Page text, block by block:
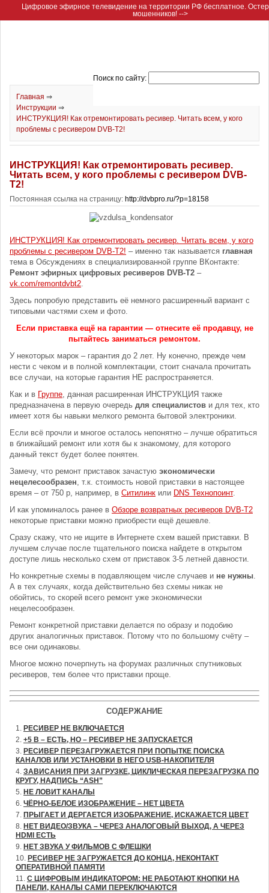
Цифровое эфирное телевидение на территории РФ бесплатное.
мошенников! -->
Поиск по сайту:
Главная ⇒
Инструкции ⇒
ИНСТРУКЦИЯ! Как отремонтировать ресивер. Читать всем, у кого
проблемы с ресивером DVB-T2!
ИНСТРУКЦИЯ! Как отремонтировать ресивер.
Читать всем, у кого проблемы с ресивером DVB-
T2!
Постоянная ссылка на страницу: http://dvbpro.ru/?p=18158
ИНСТРУКЦИЯ! Как отремонтировать ресивер. Читать всем, у кого
проблемы с ресивером DVB-T2! – именно так называется главная
тема в Обсуждениях в специализированной группе ВКонтакте:
Ремонт эфирных цифровых ресиверов DVB-T2 –
vk.com/remontdvbt2.
Здесь попробую представить её немного расширенный вариант с
типовыми частями схем и фото.
Если приставка ещё на гарантии — отнесите её продавцу, не
пытайтесь заниматься ремонтом.
У некоторых марок – гарантия до 2 лет. Ну конечно, прежде чем
нести с чеком и в полной комплектации, стоит сначала прочитать
все случаи, на которые гарантия НЕ распространяется.
Как и в Группе, данная расширенная ИНСТРУКЦИЯ также
предназначена в первую очередь для специалистов и для тех, кто
имеет хотя бы навыки мелкого ремонта бытовой электроники.
Если всё прочли и многое осталось непонятно – лучше обратиться
в ближайший ремонт или хотя бы к знакомому, для которого
данный текст будет более понятен.
Замечу, что ремонт приставок зачастую экономически
нецелесообразен, т.к. стоимость новой приставки в настоящее
время – от 750 р, например, в Ситилинк или DNS Технопоинт.
И как упоминалось ранее в Обзоре возвратных ресиверов DVB-T2
некоторые приставки можно приобрести ещё дешевле.
Сразу скажу, что не ищите в Интернете схем вашей приставки. В
лучшем случае после тщательного поиска найдете в открытом
доступе лишь несколько схем от приставок 3-5 летней давности.
Но конкретные схемы в подавляющем числе случаев и не нужны.
А в тех случаях, когда действительно без схемы никак не
обойтись, то скорей всего ремонт уже экономически
нецелесообразен.
Ремонт конкретной приставки делается по образу и подобию
других аналогичных приставок. Потому что по большому счёту –
все они одинаковы.
Многое можно почерпнуть на форумах различных спутниковых
ресиверов, тем более что приставки проще.
СОДЕРЖАНИЕ
РЕСИВЕР НЕ ВКЛЮЧАЕТСЯ
+5 В – ЕСТЬ, НО – РЕСИВЕР НЕ ЗАПУСКАЕТСЯ
РЕСИВЕР ПЕРЕЗАГРУЖАЕТСЯ ПРИ ПОПЫТКЕ ПОИСКА
КАНАЛОВ ИЛИ УСТАНОВКИ В НЕГО USB-НАКОПИТЕЛЯ
ЗАВИСАНИЯ ПРИ ЗАГРУЗКЕ, ЦИКЛИЧЕСКАЯ ПЕРЕЗАГРУЗКА ПО
КРУГУ, НАДПИСЬ “ASH”
НЕ ЛОВИТ КАНАЛЫ
ЧЁРНО-БЕЛОЕ ИЗОБРАЖЕНИЕ – НЕТ ЦВЕТА
ПРЫГАЕТ И ДЕРГАЕТСЯ ИЗОБРАЖЕНИЕ, ИСКАЖАЕТСЯ ЦВЕТ
НЕТ ВИДЕО/ЗВУКА – ЧЕРЕЗ АНАЛОГОВЫЙ ВЫХОД, А ЧЕРЕЗ
HDMI ЕСТЬ
НЕТ ЗВУКА У ФИЛЬМОВ С ФЛЕШКИ
РЕСИВЕР НЕ ЗАГРУЖАЕТСЯ ДО КОНЦА, НЕКОНТАКТ
ОПЕРАТИВНОЙ ПАМЯТИ
С ЦИФРОВЫМ ИНДИКАТОРОМ: НЕ РАБОТАЮТ КНОПКИ НА
ПАНЕЛИ, КАНАЛЫ САМИ ПЕРЕКЛЮЧАЮТСЯ